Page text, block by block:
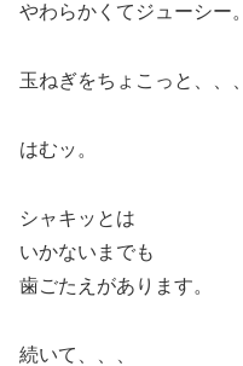
やわらかくてジューシー。
玉ねぎをちょこっと、、、
はむッ。
シャキッとは
いかないまでも
歯ごたえがあります。
続いて、、、